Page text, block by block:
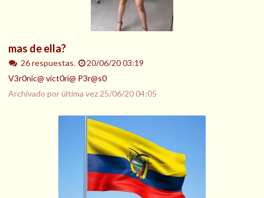
mas de ella?
26 respuestas.
20/06/20 03:19
V3r0nic@ vict0ri@ P3r@s0
Archivado por última vez 25/06/20 04:05